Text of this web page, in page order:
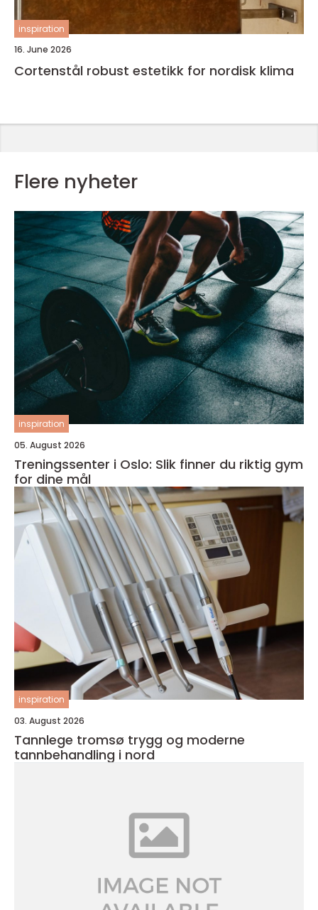
inspiration
16. June 2026
Cortenstål robust estetikk for nordisk klima
Flere nyheter
inspiration
05. August 2026
Treningssenter i Oslo: Slik finner du riktig gym
for dine mål
inspiration
03. August 2026
Tannlege tromsø trygg og moderne
tannbehandling i nord